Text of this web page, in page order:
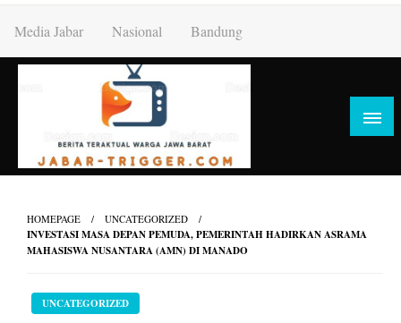
content
Media Jabar Nasional Bandung
HOMEPAGE UNCATEGORIZED
INVESTASI MASA DEPAN PEMUDA, PEMERINTAH HADIRKAN ASRAMA
MAHASISWA NUSANTARA (AMN) DI MANADO
UNCATEGORIZED